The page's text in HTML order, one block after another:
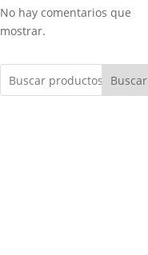
No hay comentarios que
mostrar.
Buscar